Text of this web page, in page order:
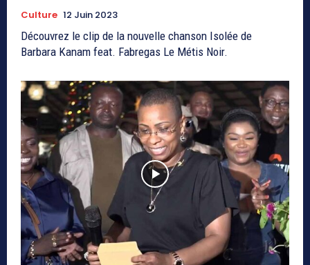
Culture 12 Juin 2023
Découvrez le clip de la nouvelle chanson Isolée de
Barbara Kanam feat. Fabregas Le Métis Noir.